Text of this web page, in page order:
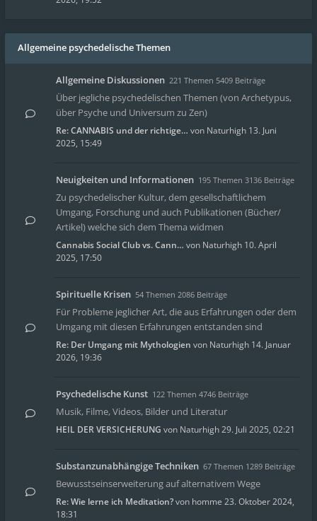
Allgemeine psychedelische Themen
Allgemeine Diskussionen 221 Themen 5409 Beiträge
Über jegliche psychedelischen Themen (von Archetypus,
über Psyche und Universum zu Zen)
Re: CANNABIS und der richtige… von Naturhigh 13. Juni
2025, 15:49
Neuigkeiten und Informationen 195 Themen 3136 Beiträge
Zu psychedelischer Kultur, dem gesellschaftlichem
Umgang, Forschung und auch Publikationen (Bücher/
Artikel) welche sich dem Thema widmen
Cannabis Social Club vs. Cann… von Naturhigh 10. April
2025, 17:50
Spirituelle Krisen 54 Themen 2086 Beiträge
Für Probleme jeglicher Art, die aus Erfahrungen oder dem
Umgang mit diesen Erfahrungen entstanden sind
Re: Der Umgang mit Mythologien von Naturhigh 14. Januar
2026, 19:36
Psychedelische Kunst 122 Themen 4746 Beiträge
Musik, Filme, Videos, Bilder und Literatur
HEIL DER VERSICHERUNG von Naturhigh29. Juli 2025, 02:21
Substanzunabhängige Techniken 67 Themen 1289 Beiträge
Bewusstseinserweiterung auf alternativem Wege
Re: Wie lerne ich Meditation?von homme 23. Oktober 2024,
18:31